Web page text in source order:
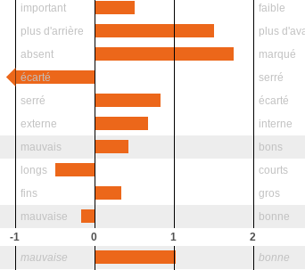
important faible
plus d'arrière plus
absent marqué
écarté serré
serré écarté
externe interne
mauvais bons
longs courts
fins gros
mauvaise
bonne
-1
0 1 2
mauvaise bonne